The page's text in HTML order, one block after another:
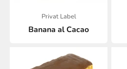
Privat Label
Banana al Cacao